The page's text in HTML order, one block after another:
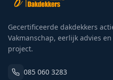
Gecertificeerde dakdekkers
Vakmanschap, eerlijk advies
project.
085 060 3283